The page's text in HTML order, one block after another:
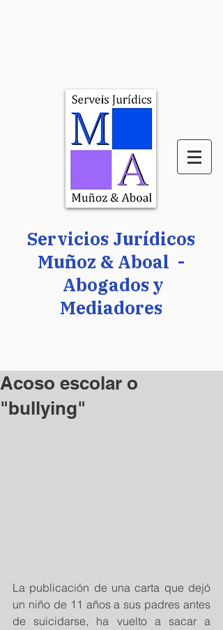
Servicios Jurídicos
Muñoz & Aboal -
Abogados y
Mediadores
Acoso escolar o
"bullying"
La publicación de una carta que dejó
un niño de 11 años a sus padres antes
de suicidarse, ha vuelto a sacar a